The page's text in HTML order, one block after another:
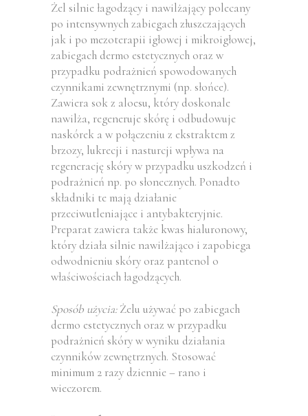
Żel silnie łagodzący i nawilżający polecany
po intensywnych zabiegach złuszczających
jak i po mezoterapii igłowej i mikroigłowej,
zabiegach dermo estetycznych oraz w
przypadku podrażnień spowodowanych
czynnikami zewnętrznymi (np. słońce).
Zawiera sok z aloesu, który doskonale
nawilża, regeneruje skórę i odbudowuje
naskórek a w połączeniu z ekstraktem z
brzozy, lukrecji i nasturcji wpływa na
regenerację skóry w przypadku uszkodzeń i
podrażnień np. po słonecznych. Ponadto
składniki te mają działanie
przeciwutleniające i antybakteryjnie.
Preparat zawiera także kwas hialuronowy,
który działa silnie nawilżająco i zapobiega
odwodnieniu skóry oraz pantenol o
właściwościach łagodzących.
Sposób użycia:Żelu używać po zabiegach
dermo estetycznych oraz w przypadku
podrażnień skóry w wyniku działania
czynników zewnętrznych. Stosować
minimum 2 razy dziennie – rano i
wieczorem.